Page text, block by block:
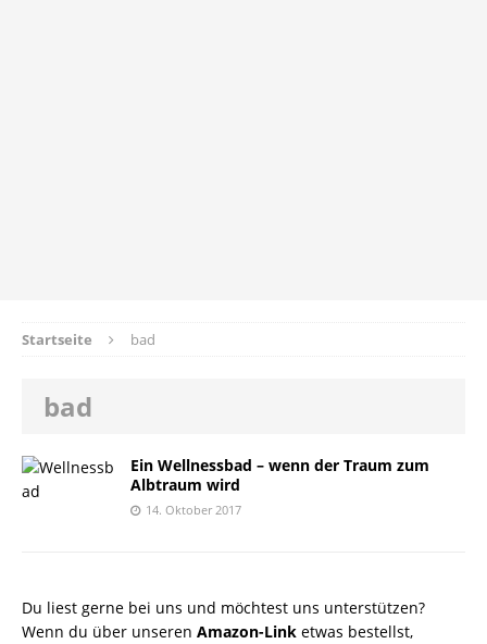
Startseite bad
bad
Ein Wellnessbad – wenn der Traum zum
Albtraum wird
14. Oktober 2017
Du liest gerne bei uns und möchtest uns unterstützen?
Wenn du über unseren Amazon-Link etwas bestellst,